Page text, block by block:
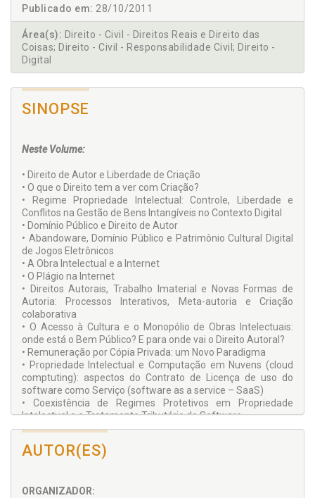
Publicado em: 28/10/2011
Área(s): Direito - Civil - Direitos Reais e Direito das
Coisas; Direito - Civil - Responsabilidade Civil; Direito -
Digital
SINOPSE
Neste Volume:
• Direito de Autor e Liberdade de Criação
• O que o Direito tem a ver com Criação?
• Regime Propriedade Intelectual: Controle, Liberdade e
Conflitos na Gestão de Bens Intangíveis no Contexto Digital
• Domínio Público e Direito de Autor
• Abandoware, Domínio Público e Patrimônio Cultural Digital
de Jogos Eletrônicos
• A Obra Intelectual e a Internet
• O Plágio na Internet
• Direitos Autorais, Trabalho Imaterial e Novas Formas de
Autoria: Processos Interativos, Meta-autoria e Criação
colaborativa
• O Acesso à Cultura e o Monopólio de Obras Intelectuais:
onde está o Bem Público? E para onde vai o Direito Autoral?
• Remuneração por Cópia Privada: um Novo Paradigma
• Propriedade Intelectual e Computação em Nuvens (cloud
comptuting): aspectos do Contrato de Licença de uso do
software como Serviço (software as a service – SaaS)
• Coexistência de Regimes Protetivos em Propriedade
Intelectual e o Tratamento Tributário do Software
• Direito Autoral e Internet: uma Análise sob a Perspectiva do
Direito Civil-Constitucional
• A Informação como Objeto de Direitos
Instituições Particularistas
AUTOR(ES)
ORGANIZADOR: